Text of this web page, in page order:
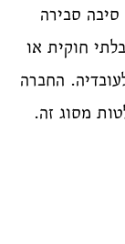
סבירה
חוקית או
החברה
מסוג זה.